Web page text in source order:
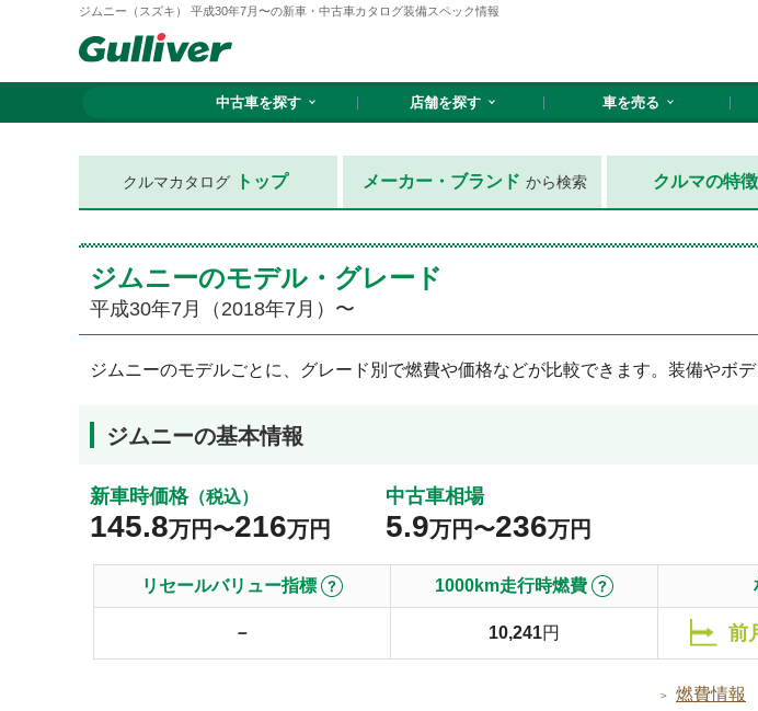
ジムニー（スズキ） 平成30年7月〜の新車・中古車カタログ装備スペック情報
中古車を探す 店舗を探す 車を売る
クルマカタログ トップ メーカー・ブランド から検索 クルマの特徴
ジムニーのモデル・グレード
平成30年7月（2018年7月）〜
ジムニーのモデルごとに、グレード別で燃費や価格などが比較できます。装備やボ
ジムニーの基本情報
新車時価格（税込）
145.8万円〜216万円
中古車相場
5.9万円〜236万円
リセールバリュー指標 1000km走行時燃費
－ 10,241円 前
燃費情報